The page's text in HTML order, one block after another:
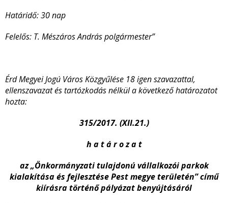
Határidő: 30 nap
Felelős: T. Mészáros András polgármester”
Érd Megyei Jogú Város Közgyűlése 18 igen szavazattal,
ellenszavazat és tartózkodás nélkül a következő határozatot
hozta:
315/2017. (XII.21.)
h a t á r o z a t
az „Önkormányzati tulajdonú vállalkozói parkok
kialakítása és fejlesztése Pest megye területén” című
kiírásra történő pályázat benyújtásáról